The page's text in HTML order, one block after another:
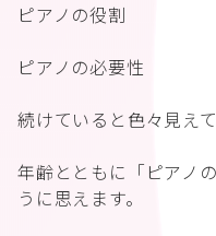
ピアノの役割
ピアノの必要性
続けていると色々見えて
年齢とともに「ピアノ
うに思えます。